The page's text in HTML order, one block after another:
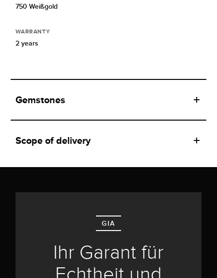
750 Weißgold
WARRANTY
2 years
Gemstones
Scope of delivery
GIA
Ihr Garant für